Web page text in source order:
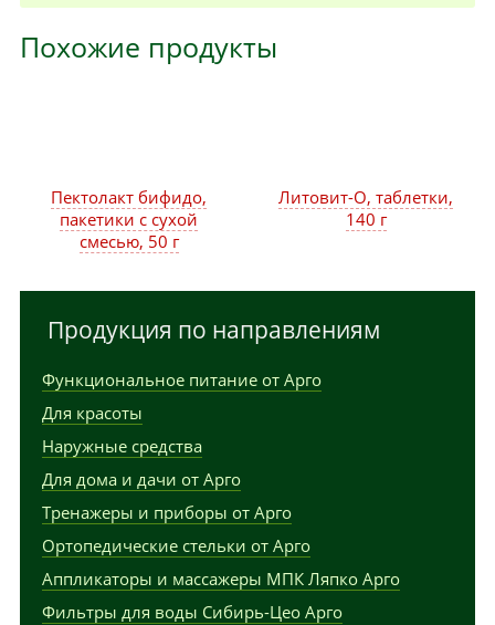
Похожие продукты
Пектолакт бифидо,
пакетики с сухой
смесью, 50 г
Литовит-О, таблетки,
140 г
Продукция по направлениям
Функциональное питание от Арго
Для красоты
Наружные средства
Для дома и дачи от Арго
Тренажеры и приборы от Арго
Ортопедические стельки от Арго
Аппликаторы и массажеры МПК Ляпко Арго
Фильтры для воды Сибирь-Цео Арго